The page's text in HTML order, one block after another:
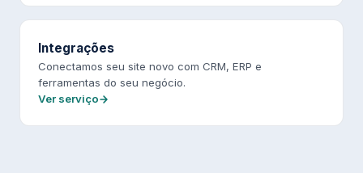
Integrações
Conectamos seu site novo com CRM, ERP e
ferramentas do seu negócio.
Ver serviço